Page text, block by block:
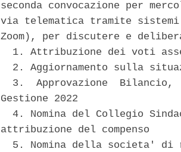
seconda convocazione per
via telematica tramite
Zoom), per discutere e
1. Attribuzione dei voti
2. Aggiornamento sulla
3.  Approvazione  Bilancio,
Gestione 2022
4. Nomina del Collegio
attribuzione del compenso
5. Nomina della societa' di